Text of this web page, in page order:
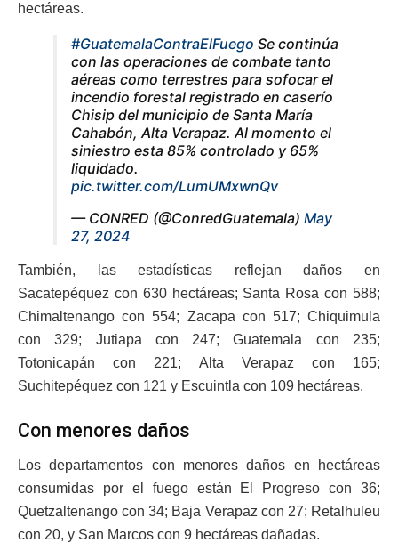
hectáreas.
#GuatemalaContraElFuego Se continúa
con las operaciones de combate tanto
aéreas como terrestres para sofocar el
incendio forestal registrado en caserío
Chisip del municipio de Santa María
Cahabón, Alta Verapaz. Al momento el
siniestro esta 85% controlado y 65%
liquidado.
pic.twitter.com/LumUMxwnQv
— CONRED (@ConredGuatemala) May
27, 2024
También, las estadísticas reflejan daños en
Sacatepéquez con 630 hectáreas; Santa Rosa con 588;
Chimaltenango con 554; Zacapa con 517; Chiquimula
con 329; Jutiapa con 247; Guatemala con 235;
Totonicapán con 221; Alta Verapaz con 165;
Suchitepéquez con 121 y Escuintla con 109 hectáreas.
Con menores daños
Los departamentos con menores daños en hectáreas
consumidas por el fuego están El Progreso con 36;
Quetzaltenango con 34; Baja Verapaz con 27; Retalhuleu
con 20, y San Marcos con 9 hectáreas dañadas.